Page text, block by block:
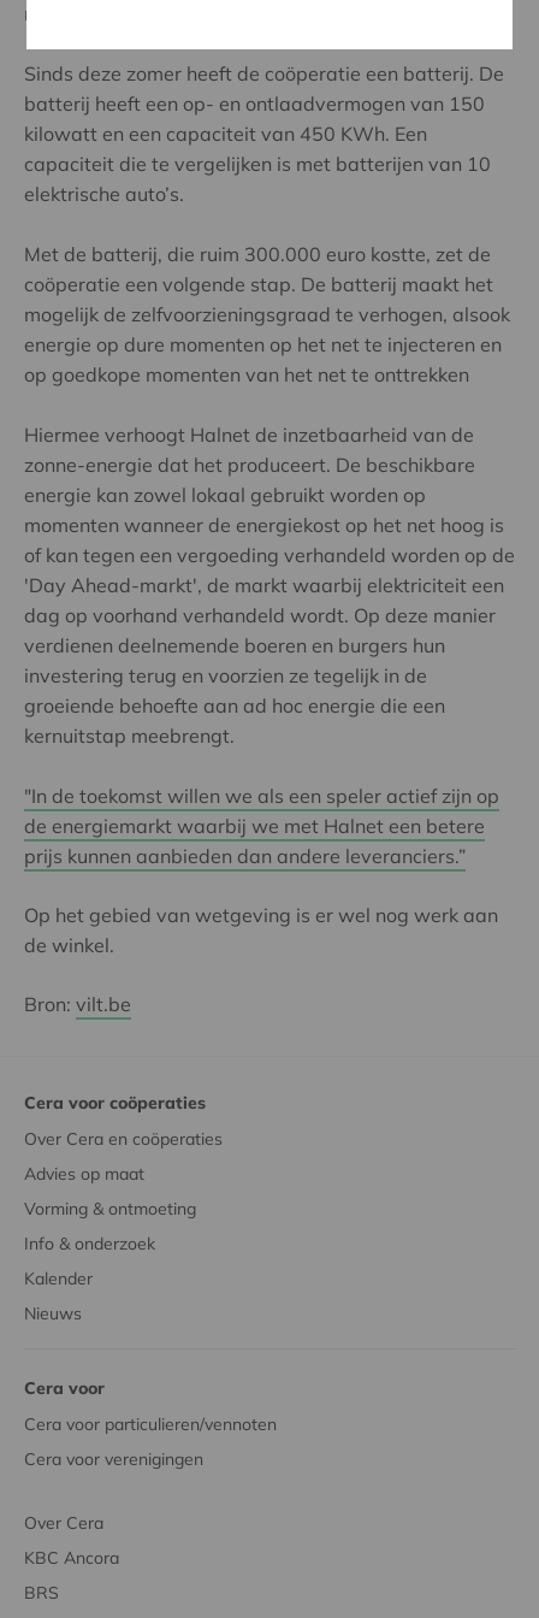
met elkaar of te verkopen op de (lokale) energiemarkt.
Sinds deze zomer heeft de coöperatie een batterij. De
batterij heeft een op- en ontlaadvermogen van 150
kilowatt en een capaciteit van 450 KWh. Een
capaciteit die te vergelijken is met batterijen van 10
elektrische auto’s.
Met de batterij, die ruim 300.000 euro kostte, zet de
coöperatie een volgende stap. De batterij maakt het
mogelijk de zelfvoorzieningsgraad te verhogen, alsook
energie op dure momenten op het net te injecteren en
op goedkope momenten van het net te onttrekken
Hiermee verhoogt Halnet de inzetbaarheid van de
zonne-energie dat het produceert. De beschikbare
energie kan zowel lokaal gebruikt worden op
momenten wanneer de energiekost op het net hoog is
of kan tegen een vergoeding verhandeld worden op de
'Day Ahead-markt', de markt waarbij elektriciteit een
dag op voorhand verhandeld wordt. Op deze manier
verdienen deelnemende boeren en burgers hun
investering terug en voorzien ze tegelijk in de
groeiende behoefte aan ad hoc energie die een
kernuitstap meebrengt.
"In de toekomst willen we als een speler actief zijn op
de energiemarkt waarbij we met Halnet een betere
prijs kunnen aanbieden dan andere leveranciers.”
Op het gebied van wetgeving is er wel nog werk aan
de winkel.
Bron: vilt.be
Cera voor coöperaties
Over Cera en coöperaties
Advies op maat
Vorming & ontmoeting
Info & onderzoek
Kalender
Nieuws
Cera voor
Cera voor particulieren/vennoten
Cera voor verenigingen
Over Cera
KBC Ancora
BRS